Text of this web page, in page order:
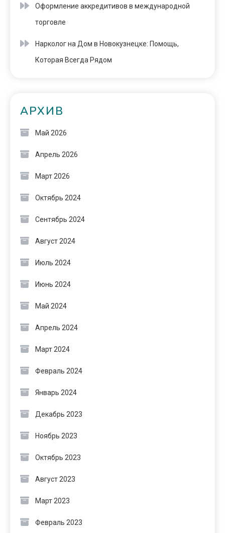
Оформление аккредитивов в международной
торговле
Нарколог на Дом в Новокузнецке: Помощь,
Которая Всегда Рядом
АРХИВ
Май 2026
Апрель 2026
Март 2026
Октябрь 2024
Сентябрь 2024
Август 2024
Июль 2024
Июнь 2024
Май 2024
Апрель 2024
Март 2024
Февраль 2024
Январь 2024
Декабрь 2023
Ноябрь 2023
Октябрь 2023
Август 2023
Март 2023
Февраль 2023